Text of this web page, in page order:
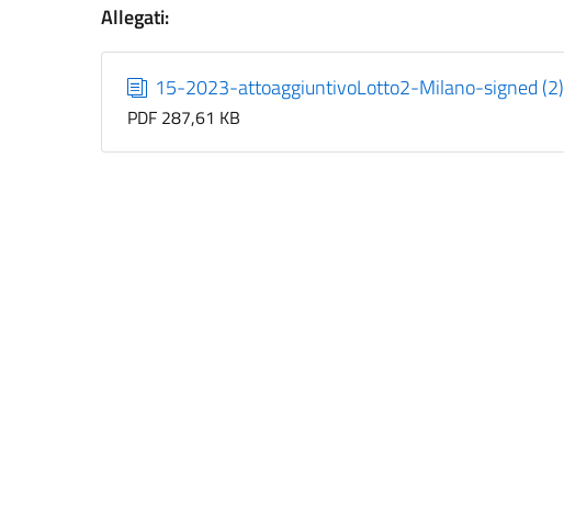
Allegati:
15-2023-attoaggiuntivoLotto2-Milano-signed (2)
PDF 287,61 KB